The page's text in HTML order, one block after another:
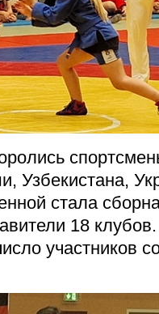
Узбекистана,
стала
18
участников